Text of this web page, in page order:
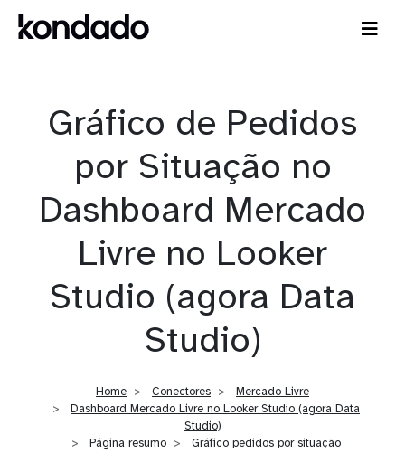
Gráfico de Pedidos
por Situação no
Dashboard Mercado
Livre no Looker
Studio (agora Data
Studio)
Home Conectores
Mercado Livre
Dashboard Mercado Livre no Looker Studio (agora Data
Studio)
Página resumo
Gráfico pedidos por situação